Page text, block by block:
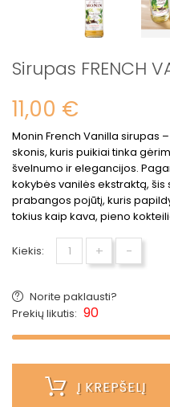
Sirupas FRENCH
11,00 €
Monin French Vanilla sirupas
skonis, kuris puikiai tinka
švelnumo ir elegancijos.
kokybės vanilės ekstraktą,
prabangos pojūtį, kuris
tokius kaip kava, pieno
Kiekis: + -
Norite paklausti?
Prekių likutis: 90
Į KREPŠELĮ